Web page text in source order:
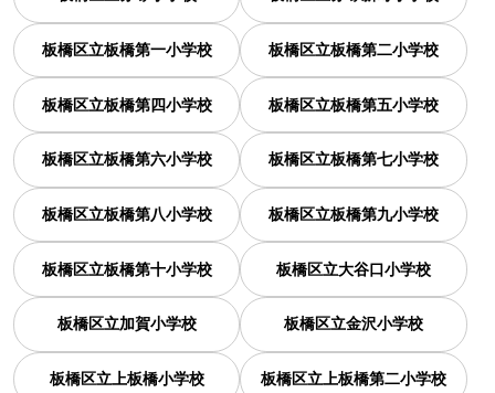
板橋区立板橋第一小学校 板橋区立板橋第二小学校
板橋区立板橋第四小学校 板橋区立板橋第五小学校
板橋区立板橋第六小学校 板橋区立板橋第七小学校
板橋区立板橋第八小学校 板橋区立板橋第九小学校
板橋区立板橋第十小学校 板橋区立大谷口小学校
板橋区立加賀小学校 板橋区立金沢小学校
板橋区立上板橋小学校 板橋区立上板橋第二小学校